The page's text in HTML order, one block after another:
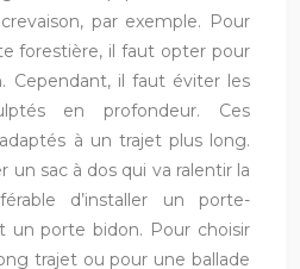
par exemple. Pour
forestière, il faut opter pour
Cependant, il faut éviter les
en profondeur. Ces
à un trajet plus long.
un sac à dos qui va ralentir la
d’installer un porte-
un porte bidon. Pour choisir
trajet ou pour une ballade